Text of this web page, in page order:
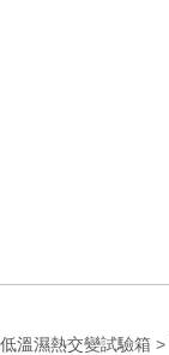
溫濕熱交變試驗箱 >